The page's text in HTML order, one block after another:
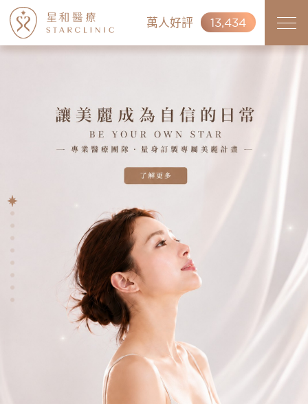
萬人好評 13,434